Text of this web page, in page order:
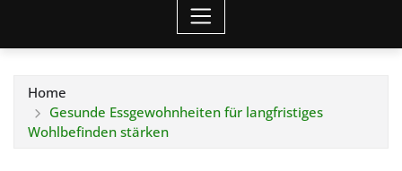
Home
Gesunde Essgewohnheiten für langfristiges
Wohlbefinden stärken